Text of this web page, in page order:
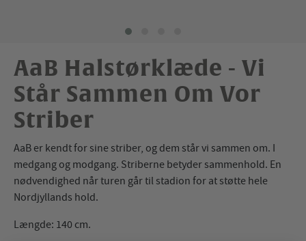
AaB Halstørklæde - Vi
Står Sammen Om Vor
Striber
AaB er kendt for sine striber, og dem står vi sammen om. I
medgang og modgang. Striberne betyder sammenhold. En
nødvendighed når turen går til stadion for at støtte hele
Nordjyllands hold.
Længde: 140 cm.